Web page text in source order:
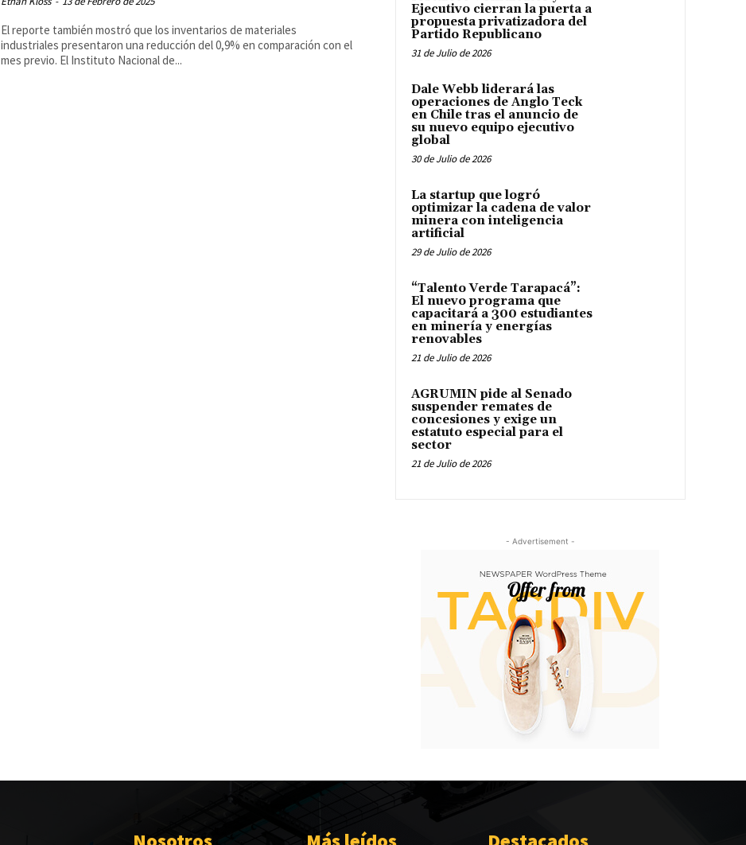
El reporte también mostró que los inventarios de materiales
industriales presentaron una reducción del 0,9% en comparación con el
mes previo. El Instituto Nacional de...
Ejecutivo cierran la puerta a
propuesta privatizadora del
Partido Republicano
31 de Julio de 2026
Dale Webb liderará las
operaciones de Anglo Teck
en Chile tras el anuncio de
su nuevo equipo ejecutivo
global
30 de Julio de 2026
La startup que logró
optimizar la cadena de valor
minera con inteligencia
artificial
29 de Julio de 2026
“Talento Verde Tarapacá”:
El nuevo programa que
capacitará a 300 estudiantes
en minería y energías
renovables
21 de Julio de 2026
AGRUMIN pide al Senado
suspender remates de
concesiones y exige un
estatuto especial para el
sector
21 de Julio de 2026
- Advertisement -